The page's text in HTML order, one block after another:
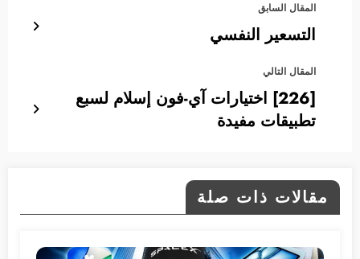
المقال السابق
التسعير النفسي
المقال التالي
[226] اختيارات آي-فون إسلام لسبع
تطبيقات مفيدة
مقالات ذات صلة